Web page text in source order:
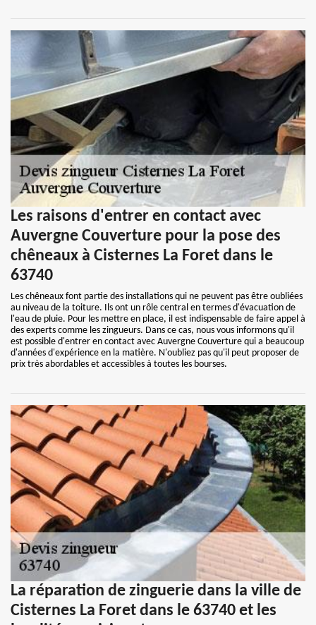
Les raisons d'entrer en contact avec
Auvergne Couverture pour la pose des
chêneaux à Cisternes La Foret dans le
63740
Les chêneaux font partie des installations qui ne peuvent pas être oubliées
au niveau de la toiture. Ils ont un rôle central en termes d'évacuation de
l'eau de pluie. Pour les mettre en place, il est indispensable de faire appel à
des experts comme les zingueurs. Dans ce cas, nous vous informons qu'il
est possible d'entrer en contact avec Auvergne Couverture qui a beaucoup
d'années d'expérience en la matière. N'oubliez pas qu'il peut proposer de
prix très abordables et accessibles à toutes les bourses.
La réparation de zinguerie dans la ville de
Cisternes La Foret dans le 63740 et les